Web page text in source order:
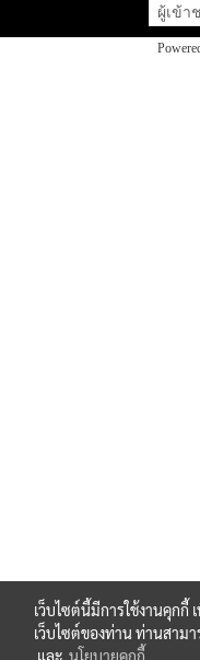
ผู้เข้า
เว็บไซต์นี้มีการใช้งานคุก
เว็บไซต์ของท่าน ท่านสาม
และ นโยบายคุกกี้